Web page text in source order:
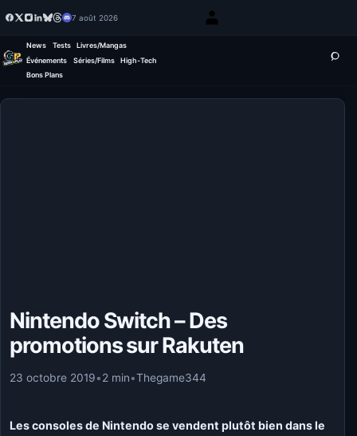
7 août 2026
News Tests
Livres/Mangas
Événements
Séries/Films
High-Tech
Bons Plans
Nintendo Switch – Des
promotions sur Rakuten
23 octobre 2019•2 min•Thegame344
Les consoles de Nintendo se vendent plutôt bien dans le